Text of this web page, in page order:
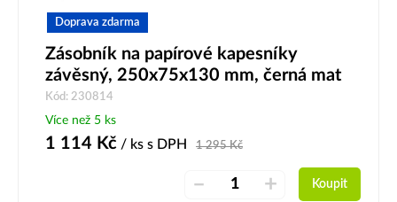
Doprava zdarma
Zásobník na papírové kapesníky
závěsný, 250x75x130 mm, černá mat
Kód: 230814
Více než 5 ks
1 114 Kč / ks s DPH 1 295Kč
– + Koupit